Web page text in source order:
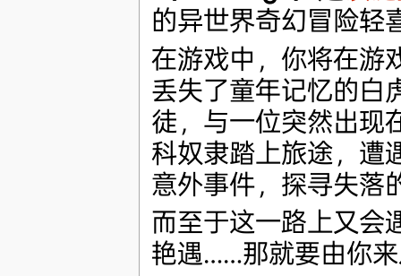
的异世界奇幻冒险轻
在游戏中，你将在游
丢失了童年记忆的白
徒，与一位突然出现
科奴隶踏上旅途，遭
意外事件，探寻失落
而至于这一路上又会
艳遇……那就要由你